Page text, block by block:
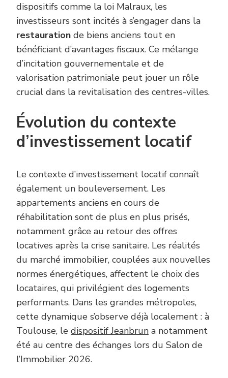
dispositifs comme la loi Malraux, les
investisseurs sont incités à s’engager dans la
restauration de biens anciens tout en
bénéficiant d’avantages fiscaux. Ce mélange
d’incitation gouvernementale et de
valorisation patrimoniale peut jouer un rôle
crucial dans la revitalisation des centres-villes.
Évolution du contexte
d’investissement locatif
Le contexte d’investissement locatif connaît
également un bouleversement. Les
appartements anciens en cours de
réhabilitation sont de plus en plus prisés,
notamment grâce au retour des offres
locatives après la crise sanitaire. Les réalités
du marché immobilier, couplées aux nouvelles
normes énergétiques, affectent le choix des
locataires, qui privilégient des logements
performants. Dans les grandes métropoles,
cette dynamique s’observe déjà localement : à
Toulouse, le dispositif Jeanbrun a notamment
été au centre des échanges lors du Salon de
l’Immobilier 2026.